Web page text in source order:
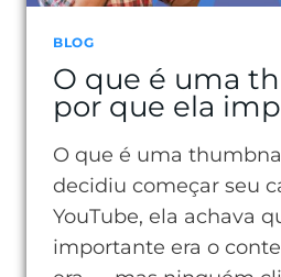
SITE
BLOG
O que é uma
por que ela
O que é uma
decidiu começar seu
YouTube, ela achava
importante era o